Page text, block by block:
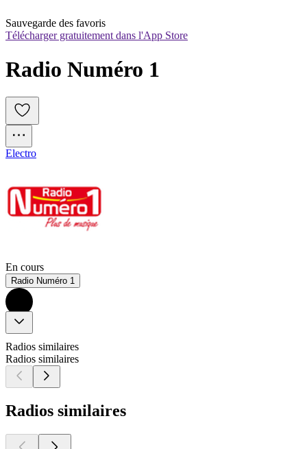
Sauvegarde des favoris
Télécharger gratuitement dans l'App Store
Radio Numéro 1
Electro
En cours
Radio Numéro 1
Radios similaires
Radios similaires
Radios similaires